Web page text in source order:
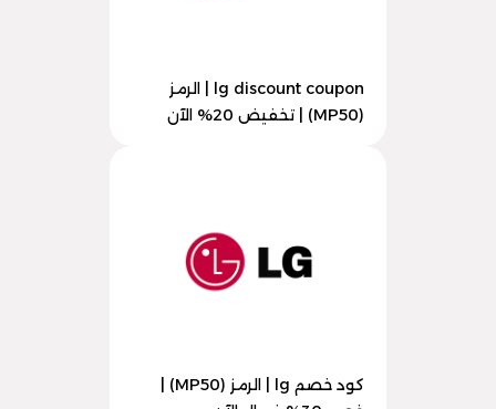
lg discount coupon | الرمز
(MP50) | تخفيض 20% الآن
كود خصم lg | الرمز (MP50) |